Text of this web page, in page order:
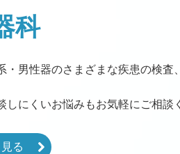
科
・男性器のさまざまな疾患の検査
しにくいお悩みもお気軽にご相談
る